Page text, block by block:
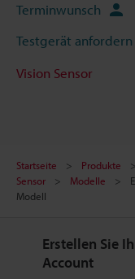
Terminwunsch
Testgerät anfordern
Vision Sensor
Startseite Produkte
Sensor
Modelle
Modell
Erstellen Sie
Account